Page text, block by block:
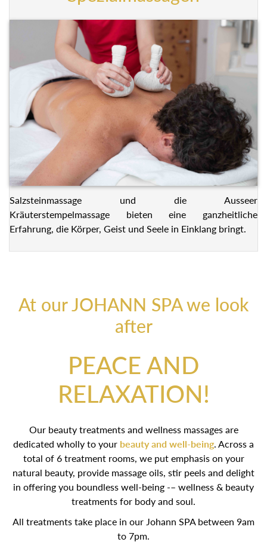
Salzsteinmassage und die Ausseer
Kräuterstempelmassage bieten eine ganzheitliche
Erfahrung, die Körper, Geist und Seele in Einklang bringt.
At our JOHANN SPA we look
after
PEACE AND
RELAXATION!
Our beauty treatments and wellness massages are
dedicated wholly to your beauty and well-being. Across a
total of 6 treatment rooms, we put emphasis on your
natural beauty, provide massage oils, stir peels and delight
in offering you boundless well-being -– wellness & beauty
treatments for body and soul.
All treatments take place in our Johann SPA between 9am
to 7pm.